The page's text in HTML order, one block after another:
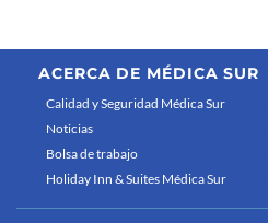
ACERCA DE MÉDICA SUR
Calidad y Seguridad Médica Sur
Noticias
Bolsa de trabajo
Holiday Inn & Suites Médica Sur